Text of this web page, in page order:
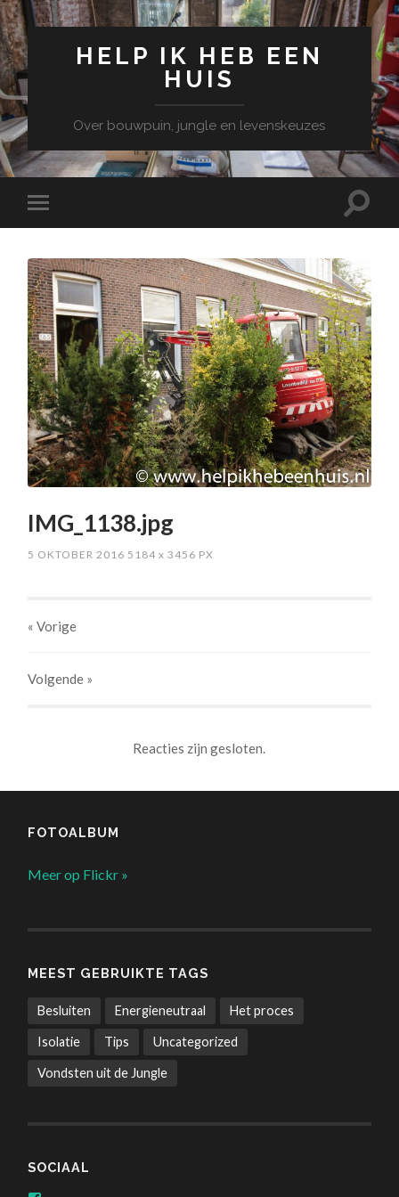
HELP IK HEB EEN
HUIS
Over bouwpuin, jungle en levenskeuzes
IMG_1138.jpg
5 OKTOBER 2016 5184x 3456 PX
« Vorige
Volgende »
Reacties zijn gesloten.
FOTOALBUM
Meer op Flickr »
MEEST GEBRUIKTE TAGS
Besluiten Energieneutraal Het proces
Isolatie Tips Uncategorized
Vondsten uit de Jungle
SOCIAAL